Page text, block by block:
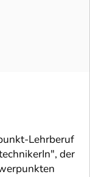
Lehrberuf
der